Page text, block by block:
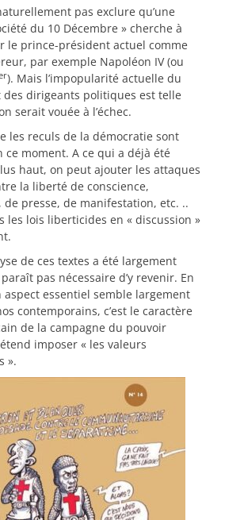
pas exclure qu’une
du 10 Décembre » cherche à
le prince-président actuel comme
par exemple Napoléon IV (ou
). Mais l’impopularité actuelle du
des dirigeants politiques est telle
serait vouée à l’échec.
les reculs de la démocratie sont
ce moment. A ce qui a déjà été
haut, on peut ajouter les attaques
la liberté de conscience,
de presse, de manifestation, etc. ..
les lois liberticides en « discussion »
ces textes a été largement
pas nécessaire d’y revenir. En
aspect essentiel semble largement
contemporains, c’est le caractère
de la campagne du pouvoir
imposer « les valeurs
».